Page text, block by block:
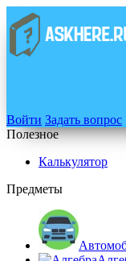
Войти Задать вопрос
Полезное
Калькулятор
Предметы